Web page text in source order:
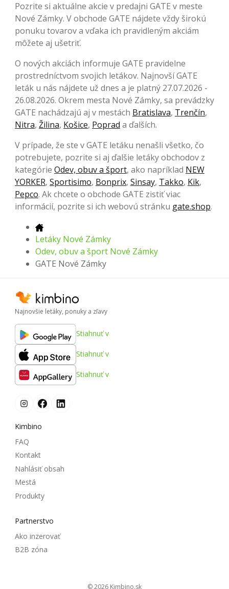
Pozrite si aktuálne akcie v predajni GATE v meste
Nové Zámky. V obchode GATE nájdete vždy širokú
ponuku tovarov a vďaka ich pravidleným akciám
môžete aj ušetriť.
O nových akciách informuje GATE pravidelne
prostredníctvom svojich letákov. Najnovší GATE
leták u nás nájdete už dnes a je platný 27.07.2026 -
26.08.2026. Okrem mesta Nové Zámky, sa prevádzky
GATE nachádzajú aj v mestách Bratislava, Trenčín,
Nitra, Žilina, Košice, Poprad a ďalších.
V prípade, že ste v GATE letáku nenašli všetko, čo
potrebujete, pozrite si aj ďalšie letáky obchodov z
kategórie Odev, obuv a šport, ako napríklad NEW
YORKER, Sportisimo, Bonprix, Sinsay, Takko, Kik,
Pepco. Ak chcete o obchode GATE zistiť viac
informácií, pozrite si ich webovú stránku gate.shop.
Letáky Nové Zámky
Odev, obuv a šport Nové Zámky
GATE Nové Zámky
Najnovšie letáky, ponuky a zľavy
Stiahnuť v
Stiahnuť v
Stiahnuť v
Kimbino
FAQ
Kontakt
Nahlásiť obsah
Mestá
Produkty
Partnerstvo
Ako inzerovať
B2B zóna
© 2026 kimbino.sk